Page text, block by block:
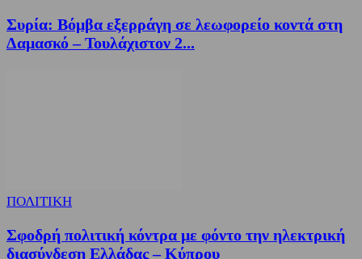
Συρία: Βόμβα εξερράγη σε λεωφορείο κοντά στη
Δαμασκό – Τουλάχιστον 2...
ΠΟΛΙΤΙΚΗ
Σφοδρή πολιτική κόντρα με φόντο την ηλεκτρική
διασύνδεση Ελλάδας – Κύπρου